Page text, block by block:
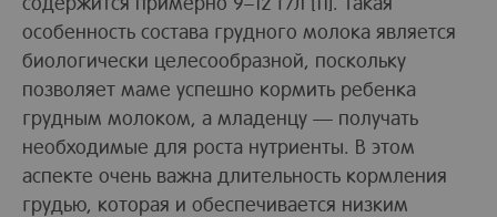
особенность состава грудного молока является
биологически целесообразной, поскольку
позволяет маме успешно кормить ребенка
грудным молоком, а младенцу — получать
необходимые для роста нутриенты. В этом
аспекте очень важна длительность кормления
грудью, которая и обеспечивается низким